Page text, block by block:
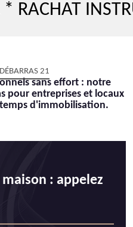
21
sans effort : notre
pour entreprises et locaux
d'immobilisation.
: appelez